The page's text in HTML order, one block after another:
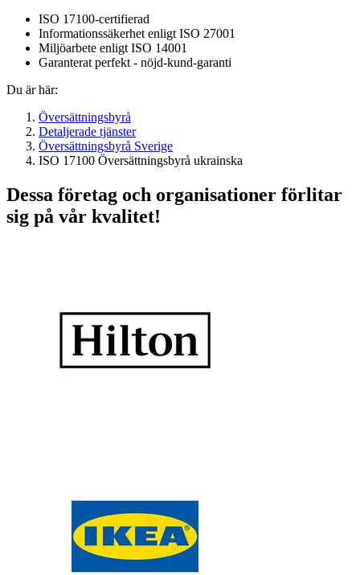
ISO 17100-certifierad
Informationssäkerhet enligt ISO 27001
Miljöarbete enligt ISO 14001
Garanterat perfekt - nöjd-kund-garanti
Du är här:
Översättningsbyrå
Detaljerade tjänster
Översättningsbyrå Sverige
ISO 17100 Översättningsbyrå ukrainska
Dessa företag och organisationer förlitar
sig på vår kvalitet!